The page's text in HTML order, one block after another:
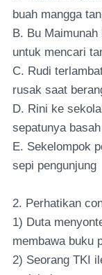
buah mangga
B. Bu
untuk mencari
C. Rudi
rusak saat
D. Rini ke
sepatunya
E. Sekelompok
sepi pengunjung
2. Perhatikan
1) Duta
membawa buku
2) Seorang TKI